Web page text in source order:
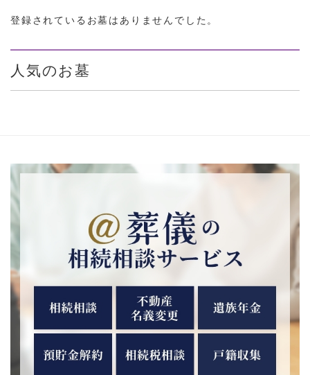
登録されているお墓はありませんでした。
人気のお墓